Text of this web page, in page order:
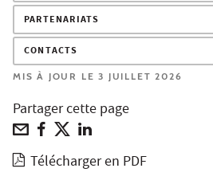
PARTENARIATS
CONTACTS
MIS À JOUR LE 3 JUILLET 2026
Partager cette page
Télécharger en PDF